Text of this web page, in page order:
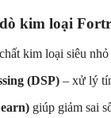
kim loại
kim loại siêu
(DSP) – xử lý
giúp giảm sai